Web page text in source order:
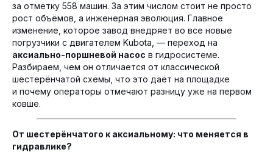
за отметку 558 машин. За этим числом стоит не просто
рост объёмов, а инженерная эволюция. Главное
изменение, которое завод внедряет во все новые
погрузчики с двигателем Kubota, — переход на
аксиально-поршневой насос в гидросистеме.
Разбираем, чем он отличается от классической
шестерёнчатой схемы, что это даёт на площадке
и почему операторы отмечают разницу уже на первом
ковше.
От шестерёнчатого к аксиальному: что меняется в
гидравлике?